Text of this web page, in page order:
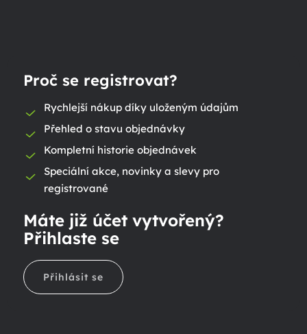
Proč se registrovat?
Rychlejší nákup díky uloženým údajům
Přehled o stavu objednávky
Kompletní historie objednávek
Speciální akce, novinky a slevy pro
registrované
Máte již účet vytvořený?
Přihlaste se
Přihlásit se